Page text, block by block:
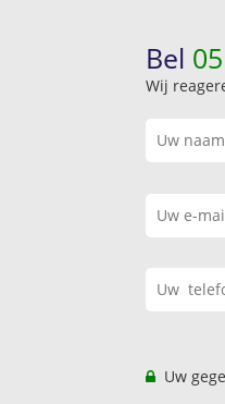
Bel
Wij
Uw